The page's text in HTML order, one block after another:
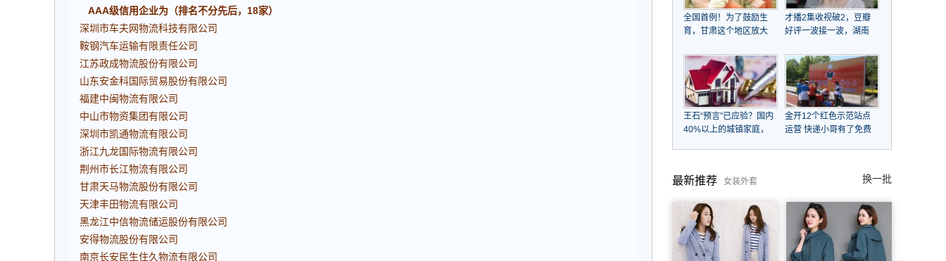
AAA级信用企业为（排名不分先后，18家）
深圳市车夫网物流科技有限公司
鞍钢汽车运输有限责任公司
江苏政成物流股份有限公司
山东安金科国际贸易股份有限公司
福建中闽物流有限公司
中山市物资集团有限公司
深圳市凯通物流有限公司
浙江九龙国际物流有限公司
荆州市长江物流有限公司
甘肃天马物流股份有限公司
天津丰田物流有限公司
黑龙江中信物流储运股份有限公司
安得物流股份有限公司
南京长安民生住久物流有限公司
全国首例！为了鼓励生
育，甘肃这个地区放大
才播2集收视破2，豆瓣
好评一波接一波，湖南
王石“预言”已应验？国内
40%以上的城镇家庭，
金开12个红色示范站点
运营 快递小哥有了免费
换一批
最新推荐 女装外套